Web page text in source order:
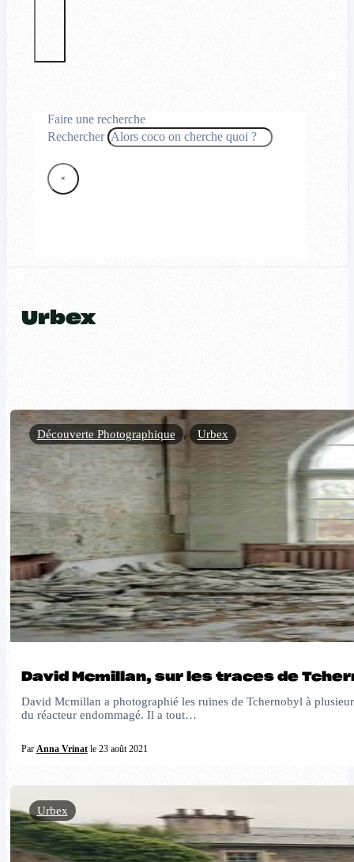
Faire une recherche
Rechercher
×
Urbex
David Mcmillan, sur les traces de
David Mcmillan a photographié les ruines de Tchernobyl à
du réacteur endommagé. Il a tout…
Par Anna Vrinatle 23 août 2021
Découverte Photographique , Urbex
Urbex